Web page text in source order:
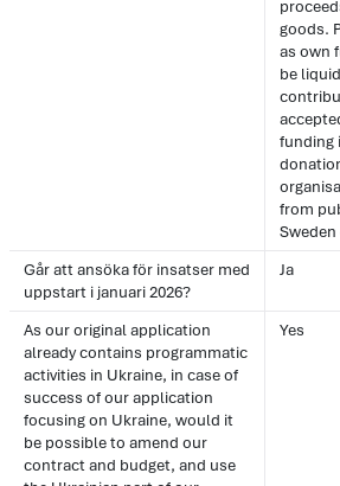
goods.
as own
be
funding
from
Går att ansöka för insatser med
uppstart i januari 2026?
Ja
As our original application
already contains programmatic
activities in Ukraine, in case of
success of our application
focusing on Ukraine, would it
be possible to amend our
contract and budget, and use
Yes